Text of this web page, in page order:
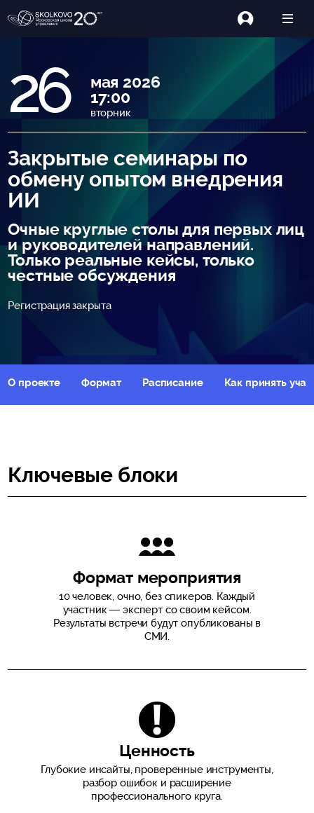
26
мая 2026
17:00
вторник
Закрытые семинары по
обмену опытом внедрения
ИИ
Очные круглые столы для первых лиц
и руководителей направлений.
Только реальные кейсы, только
честные обсуждения
Регистрация закрыта
О проекте Формат Расписание Как принять
Ключевые блоки
Формат мероприятия
10 человек, очно, без спикеров. Каждый
участник — эксперт со своим кейсом.
Результаты встречи будут опубликованы в
СМИ.
Ценность
Глубокие инсайты, проверенные инструменты,
разбор ошибок и расширение
профессионального круга.